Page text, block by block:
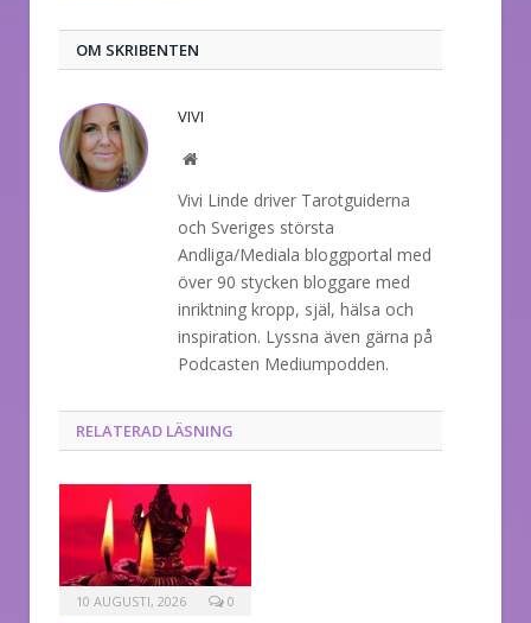
OM SKRIBENTEN
VIVI
Website
Vivi Linde driver Tarotguiderna
och Sveriges största
Andliga/Mediala bloggportal med
över 90 stycken bloggare med
inriktning kropp, själ, hälsa och
inspiration. Lyssna även gärna på
Podcasten Mediumpodden.
RELATERAD LÄSNING
10 AUGUSTI, 2026 0